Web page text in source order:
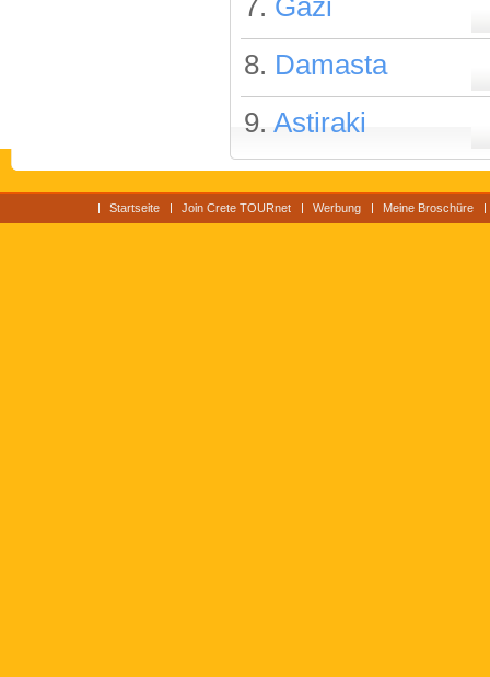
7. Gazi
8. Damasta
9. Astiraki
Startseite Join Crete TOURnet Werbung Meine Broschüre